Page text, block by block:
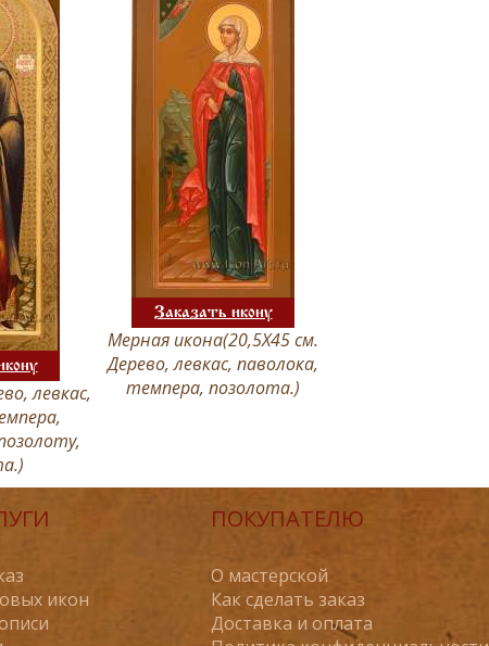
левкас,
Заказать икону
Мерная икона(20,5Х45 см.
Дерево, левкас, паволока,
темпера, позолота.)
икон
ПОКУПАТЕЛЮ
О мастерской
Как сделать заказ
Доставка и оплата